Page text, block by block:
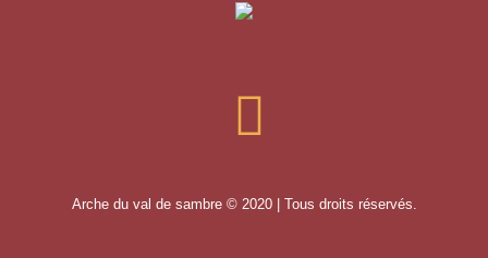
Arche du val de sambre © 2020 | Tous droits réservés.